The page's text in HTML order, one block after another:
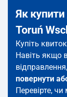
Як
Toruń
Купіть
Навіть якщо
повернути
Перевірте,